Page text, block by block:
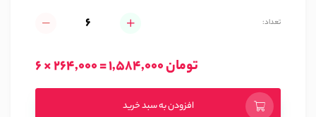
تعداد:
6 × 264,000 = 1,584,000 تومان
افزودن به سبد خرید